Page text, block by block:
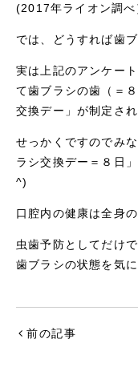
(2017年ライオン調べ
では、どうすれば歯
実は上記のアンケー
て歯ブラシの歯（＝
交換デー」が制定され
せっかくですのでみ
ラシ交換デー＝８日
^)
口腔内の健康は全身
虫歯予防としてだけ
歯ブラシの状態を気
前の記事